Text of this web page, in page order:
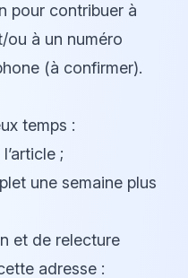
pour contribuer à
ou à un numéro
(à confirmer).
temps :
;
une semaine plus
et de relecture
adresse :